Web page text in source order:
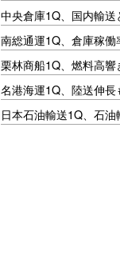
中央倉庫1Q、国内輸
南総通運1Q、倉庫稼
栗林商船1Q、燃料高
名港海運1Q、陸送伸
日本石油輸送1Q、石